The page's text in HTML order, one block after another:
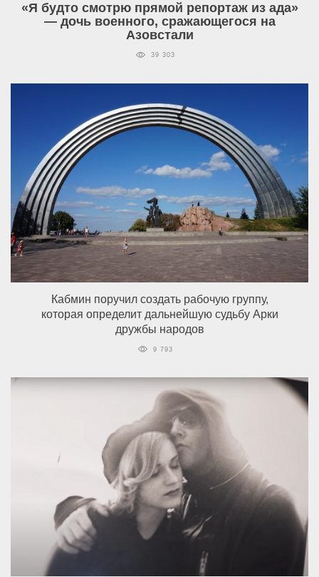
«Я будто смотрю прямой репортаж из ада»
— дочь военного, сражающегося на
Азовстали
39 303
Кабмин поручил создать рабочую группу,
которая определит дальнейшую судьбу Арки
дружбы народов
9 793